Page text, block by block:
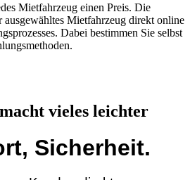
Mietfahrzeug einen Preis. Die
ausgewähltes Mietfahrzeug direkt online
Dabei bestimmen Sie selbst
vieles leichter
Sicherheit.